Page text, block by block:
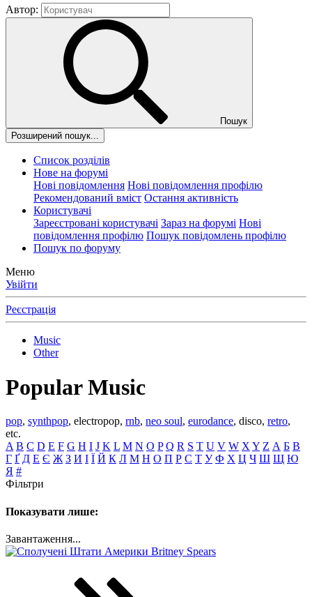
Автор:
Пошук
Розширений пошук...
Список розділів
Нове на форумі
Нові повідомлення Нові повідомлення профілю
Рекомендований вміст Остання активність
Користувачі
Зареєстровані користувачі Зараз на форумі Нові
повідомлення профілю Пошук повідомлень профілю
Пошук по форуму
Меню
Увійти
Реєстрація
Music
Other
Popular Music
pop, synthpop, electropop, rnb, neo soul, eurodance, disco, retro,
etc.
A B C D E F G H I J K L M N O P Q R S T U V W X Y Z А Б В
Г Ґ Д Е Є Ж З И І Ї Й К Л М Н О П Р С Т У Ф Х Ц Ч Ш Щ Ю
Я #
Фільтри
Показувати лише:
Завантаження...
Britney Spears